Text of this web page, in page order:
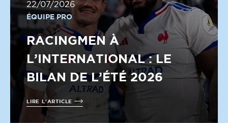
22/07/2026
ÉQUIPE PRO
RACINGMEN À
L’INTERNATIONAL : LE
BILAN DE L’ÉTÉ 2026
LIRE L'ARTICLE